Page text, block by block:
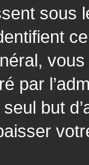
sous
par
but